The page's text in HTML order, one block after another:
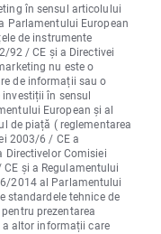
în sensul articolului
Parlamentului European
de instrumente
92 / CE și a Directivei
nu este o
de informații sau o
în sensul
European și al
de piață ( reglementarea
2003/6 / CE a
Directivelor Comisiei
și a Regulamentului
2014 al Parlamentului
standardele tehnice de
prezentarea
altor informații care